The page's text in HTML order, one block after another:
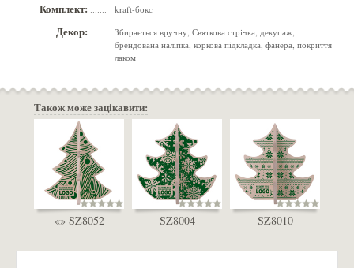
Комплект: kraft-бокс
Декор:
Збирається вручну, Святкова стрічка, декупаж,
брендована наліпка, коркова підкладка, фанера, покриття
лаком
Також може зацікавити:
«» SZ8052 SZ8004 SZ8010